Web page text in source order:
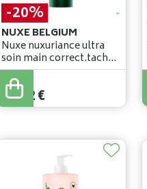
-20%
NUXE BELGIUM
Nuxe nuxuriance ultra
soin main correct.tache
75ml
29,90
23,92€